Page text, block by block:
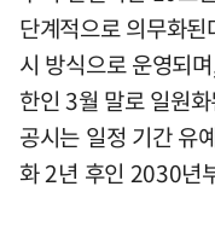
단계적으로 의무화
시 방식으로 운영되
한인 3월 말로 일원
공시는 일정 기간 유
화 2년 후인 2030년